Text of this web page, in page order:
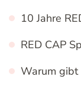
10 Jahre
RED CAP
Warum gibt